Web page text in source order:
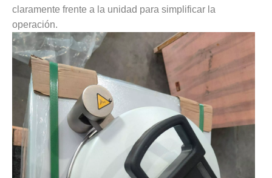
claramente frente a la unidad para simplificar la
operación.